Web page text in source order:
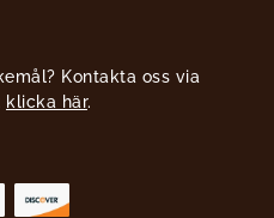
Kontakta oss via
klicka här.